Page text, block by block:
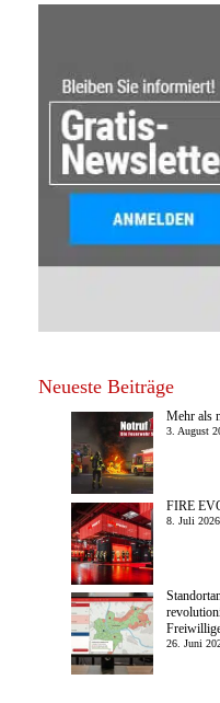
Neueste Beiträge
Mehr als
3. August
FIRE
8. Juli 2026
26. Juni